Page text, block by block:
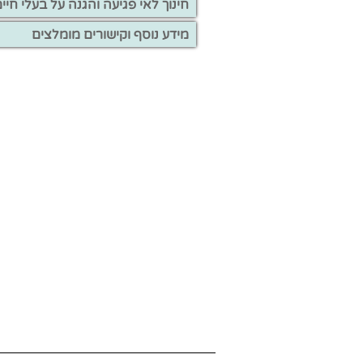
חינוך לאי פגיעה והגנה על בעלי
מידע נוסף וקישורים מומלצים